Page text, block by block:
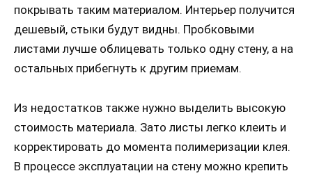
покрывать таким материалом. Интерьер получится
дешевый, стыки будут видны. Пробковыми
листами лучше облицевать только одну стену, а на
остальных прибегнуть к другим приемам.
Из недостатков также нужно выделить высокую
стоимость материала. Зато листы легко клеить и
корректировать до момента полимеризации клея.
В процессе эксплуатации на стену можно крепить